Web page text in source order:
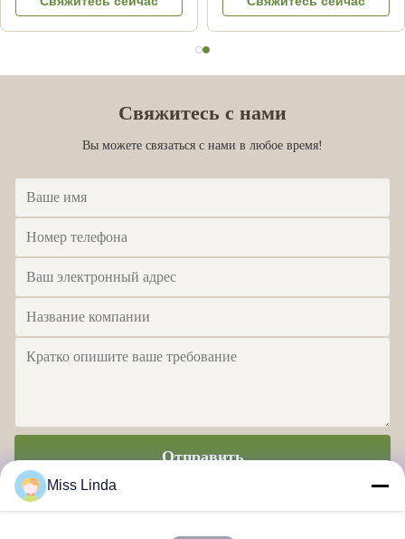
слякоти льда танка
Свяжитесь с нами
Вы можете связаться с нами в любое время!
Отправить
Miss Linda